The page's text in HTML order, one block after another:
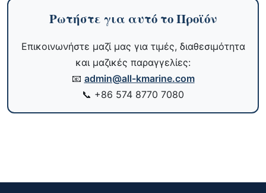
Ρωτήστε για αυτό το Προϊόν
Επικοινωνήστε μαζί μας για τιμές, διαθεσιμότητα
και μαζικές παραγγελίες:
📧 admin@all-kmarine.com
📞 +86 574 8770 7080